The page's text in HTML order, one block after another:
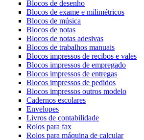
Blocos de desenho
Blocos de exame e milimétricos
Blocos de música
Blocos de notas
Blocos de notas adesivas
Blocos de trabalhos manuais
Blocos impressos de recibos e vales
Blocos impressos de empregado
Blocos impressos de entregas
Blocos impressos de pedidos
Blocos impressos outros modelo
Cadernos escolares
Envelopes
Livros de contabilidade
Rolos para fax
Rolos para máquina de calcular